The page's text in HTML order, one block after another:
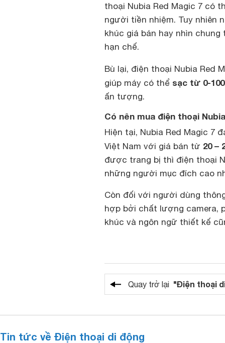
thoại Nubia Red Magic 7 có
người tiền nhiệm. Tuy nhiên
khúc giá bán hay nhìn
hạn chế.
Bù lại, điện thoại Nubia Red
giúp máy có thể sạc từ 0-
ấn tượng.
Có nên mua điện thoại
Hiện tại, Nubia Red Magic 7
Việt Nam với giá bán từ 20 –
được trang bị thì điện thoại
những người mục đích cao
Còn đối với người dùng
hợp bởi chất lượng camera,
khúc và ngôn ngữ thiết kế
Quay trở lại "Điện thoại
Tin tức về Điện thoại di động